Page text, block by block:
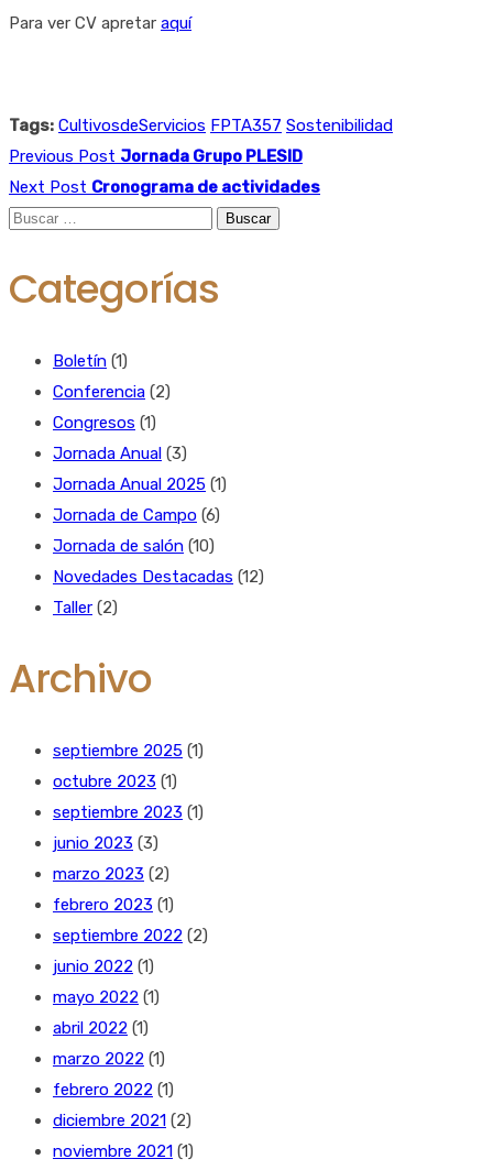
Para ver CV apretar aquí
Tags: CultivosdeServicios FPTA357 Sostenibilidad
Previous Post Jornada Grupo PLESID
Next Post Cronograma de actividades
Buscar:
Categorías
Boletín (1)
Conferencia (2)
Congresos (1)
Jornada Anual (3)
Jornada Anual 2025 (1)
Jornada de Campo (6)
Jornada de salón (10)
Novedades Destacadas (12)
Taller (2)
Archivo
septiembre 2025 (1)
octubre 2023 (1)
septiembre 2023 (1)
junio 2023 (3)
marzo 2023 (2)
febrero 2023 (1)
septiembre 2022 (2)
junio 2022 (1)
mayo 2022 (1)
abril 2022 (1)
marzo 2022 (1)
febrero 2022 (1)
diciembre 2021 (2)
noviembre 2021 (1)